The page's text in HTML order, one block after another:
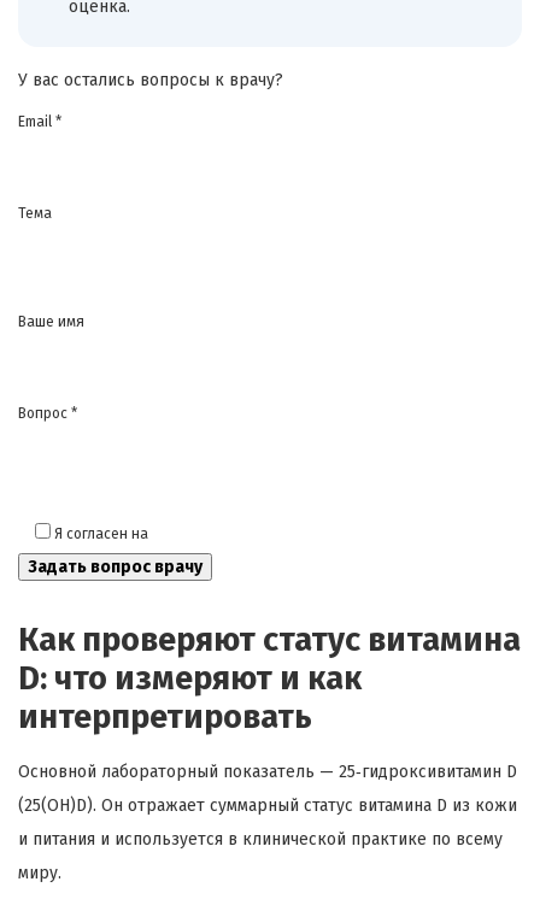
оценка.
У вас остались вопросы к врачу?
Email *
Тема
Ваше имя
Вопрос *
Я согласен на
Как проверяют статус витамина
D: что измеряют и как
интерпретировать
Основной лабораторный показатель — 25‑гидроксивитамин D
(25(OH)D). Он отражает суммарный статус витамина D из кожи
и питания и используется в клинической практике по всему
миру.